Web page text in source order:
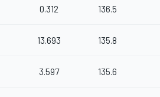
0.312 136.5
13.693 135.8
3.597 135.6